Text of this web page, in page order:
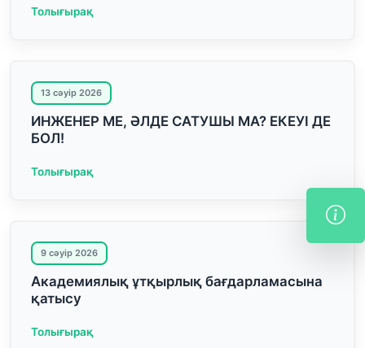
Толығырақ
13 сәуір 2026
ИНЖЕНЕР МЕ, ӘЛДЕ САТУШЫ МА? ЕКЕУІ ДЕ
БОЛ!
Толығырақ
9 сәуір 2026
Академиялық ұтқырлық бағдарламасына
қатысу
Толығырақ